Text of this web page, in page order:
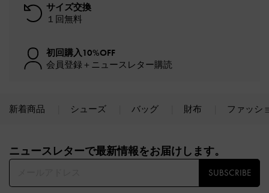
サイズ交換
１回無料
初回購入10%OFF
会員登録＋ニュースレター購読
新着商品 シューズ バッグ 財布 ファッシ
ニュースレターで最新情報をお届けします。​
SUBSCRIBE